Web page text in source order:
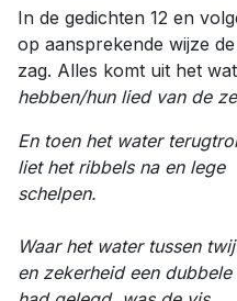
In de gedichten 12 en
op aansprekende wijze
zag. Alles komt uit het
hebben/hun lied van de
En toen het water
liet het ribbels na en lege
schelpen.
Waar het water tussen
en zekerheid een dubbele